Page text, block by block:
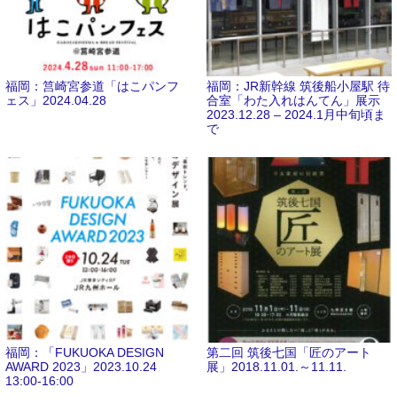
福岡：筥崎宮参道「はこパンフ
ェス」2024.04.28
福岡：JR新幹線 筑後船小屋駅 待
合室「わた入れはんてん」展示
2023.12.28 – 2024.1月中旬頃ま
で
福岡：「FUKUOKA DESIGN
AWARD 2023」2023.10.24
13:00-16:00
第二回 筑後七国「匠のアート
展」2018.11.01.～11.11.